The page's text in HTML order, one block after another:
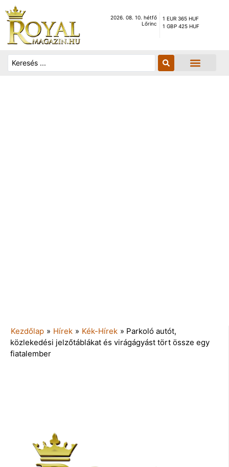
2026. 08. 10. hétfő
Lőrinc
1 EUR 365 HUF
1 GBP 425 HUF
Kezdőlap » Hírek » Kék-Hírek » Parkoló autót,
közlekedési jelzőtáblákat és virágágyást tört össze egy
fiatalember